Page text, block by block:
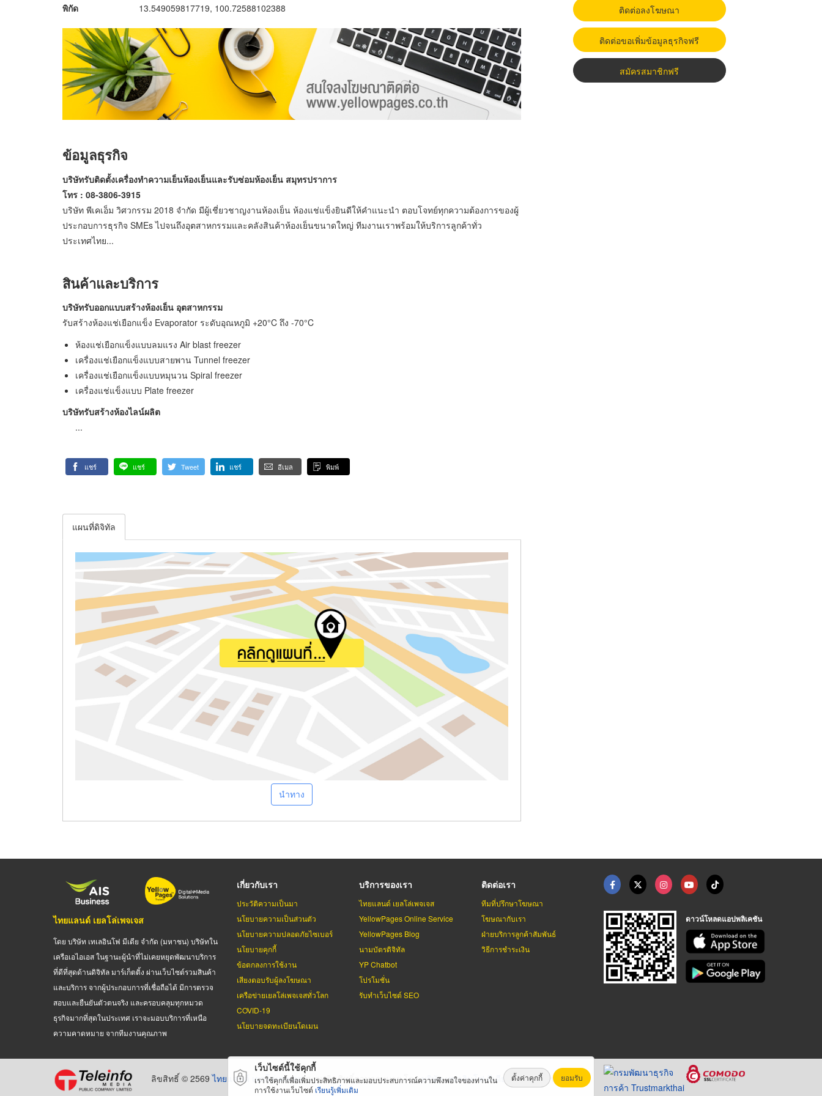
พิกัด 13.549059817719, 100.72588102388
ข้อมูลธุรกิจ
บริษัทรับติดตั้งเครื่องทำความเย็นห้องเย็นและรับซ่อมห้องเย็น สมุทรปราการ
โทร : 08-3806-3915
บริษัท พีเคเอ็ม วิศวกรรม 2018 จำกัด มีผู้เชี่ยวชาญงานห้องเย็น ห้องแช่แข็งยินดีให้คำแนะนำ ตอบโจทย์ทุกความต้องการของผู้
ประกอบการธุรกิจ SMEs ไปจนถึงอุตสาหกรรมและคลังสินค้าห้องเย็นขนาดใหญ่ ทีมงานเราพร้อมให้บริการลูกค้าทั่ว
ประเทศไทย...
สินค้าและบริการ
บริษัทรับออกแบบสร้างห้องเย็น อุตสาหกรรม
รับสร้างห้องแช่เยือกแข็ง Evaporator ระดับอุณหภูมิ +20°C ถึง -70°C
ห้องแช่เยือกแข็งแบบลมแรง Air blast freezer
เครื่องแช่เยือกแข็งแบบสายพาน Tunnel freezer
เครื่องแช่เยือกแข็งแบบหมุนวน Spiral freezer
เครื่องแช่แข็งแบบ Plate freezer
บริษัทรับสร้างห้องไลน์ผลิต
...
แชร์ แชร์ Tweet แชร์ อีเมล พิมพ์
แผนที่ดิจิทัล
นำทาง
ติดต่อลงโฆษณา
ติดต่อขอเพิ่มข้อมูลธุรกิจฟรี
สมัครสมาชิกฟรี
ไทยแลนด์ เยลโล่เพจเจส
โดย บริษัท เทเลอินโฟ มีเดีย จำกัด (มหาชน) บริษัทใน
เครือเอไอเอส ในฐานะผู้นำที่ไม่เคยหยุดพัฒนาบริการ
ที่ดีที่สุดด้านดิจิทัล มาร์เก็ตติ้ง ผ่านเว็บไซต์รวมสินค้า
และบริการ จากผู้ประกอบการที่เชื่อถือได้ มีการตรวจ
สอบและยืนยันตัวตนจริง และครอบคลุมทุกหมวด
ธุรกิจมากที่สุดในประเทศ เราจะมอบบริการที่เหนือ
ความคาดหมาย จากทีมงานคุณภาพ
เกี่ยวกับเรา
ประวัติความเป็นมา
นโยบายความเป็นส่วนตัว
นโยบายความปลอดภัยไซเบอร์
นโยบายคุกกี้
ข้อตกลงการใช้งาน
เสียงตอบรับผู้ลงโฆษณา
เครือข่ายเยลโล่เพจเจสทั่วโลก
COVID-19
นโยบายจดทะเบียนโดเมน
บริการของเรา
ไทยแลนด์ เยลโล่เพจเจส
YellowPages Online Service
YellowPages Blog
นามบัตรดิจิทัล
YP Chatbot
โปรโมชั่น
รับทำเว็บไซต์ SEO
ติดต่อเรา
ทีมที่ปรึกษาโฆษณา
โฆษณากับเรา
ฝ่ายบริการลูกค้าสัมพันธ์
วิธีการชำระเงิน
ดาวน์โหลดแอปพลิเคชัน
ลิขสิทธิ์ © 2569ไทยแลนด์ เยลโล่เพจเจสสงวนลิขสิทธิ์ตามกฏหมาย โดยบริษัท เทเลอินโฟ มีเดีย จำกัด (มหาชน)
เว็บไซต์นี้ใช้คุกกี้
เราใช้คุกกี้เพื่อเพิ่มประสิทธิภาพและมอบประสบการณ์ความพึงพอใจของท่านใน
การใช้งานเว็บไซต์ เรียนรู้เพิ่มเติม
ตั้งค่าคุกกี้ ยอมรับ